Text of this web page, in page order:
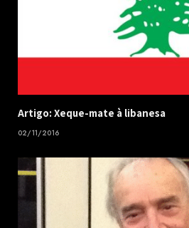
Artigo: Xeque-mate à libanesa
02/11/2016